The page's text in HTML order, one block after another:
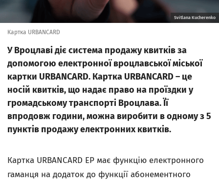
Svitlana Kucherenko
Картка URBANCARD
У Вроцлаві діє система продажу квитків за
допомогою електронної вроцлавської міської
картки URBANCARD. Картка URBANCARD – це
носій квитків, що надає право на проїздки у
громадському транспорті Вроцлава. Її
впродовж години, можна виробити в одному з 5
пунктів продажу електронних квитків.
Картка URBANCARD EP має функцію електронного
гаманця на додаток до функції абонементного